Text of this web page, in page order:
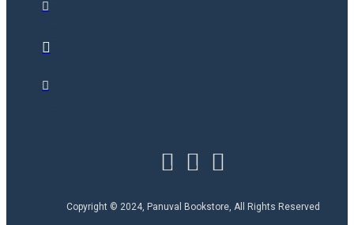
Copyright © 2024, Panuval Bookstore, All Rights Reserved